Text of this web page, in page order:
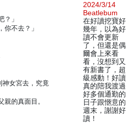
」
你不去？」
女宮去，究竟
的真面目。
2024/3/14
Beatlebum
在好讀挖寶好
幾年，以為好
讀不會更新
了，但還是偶
爾會上來看
看，沒想到又
有新書了，超
級感動！好讀
真的陪我渡過
好多個通勤的
日子跟愜意的
週末，謝謝好
讀！